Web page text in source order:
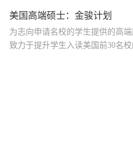
美国高端硕士：金骏计划